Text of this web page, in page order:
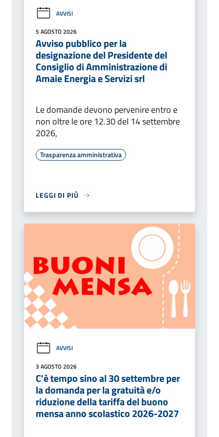
AVVISI
5 AGOSTO 2026
Avviso pubblico per la
designazione del Presidente del
Consiglio di Amministrazione di
Amaie Energia e Servizi srl
Le domande devono pervenire entro e
non oltre le ore 12.30 del 14 settembre
2026,
Trasparenza amministrativa
LEGGI DI PIÙ
AVVISI
3 AGOSTO 2026
C'è tempo sino al 30 settembre per
la domanda per la gratuità e/o
riduzione della tariffa del buono
mensa anno scolastico 2026-2027